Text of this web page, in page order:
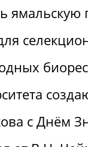
ямальскую
с Днём